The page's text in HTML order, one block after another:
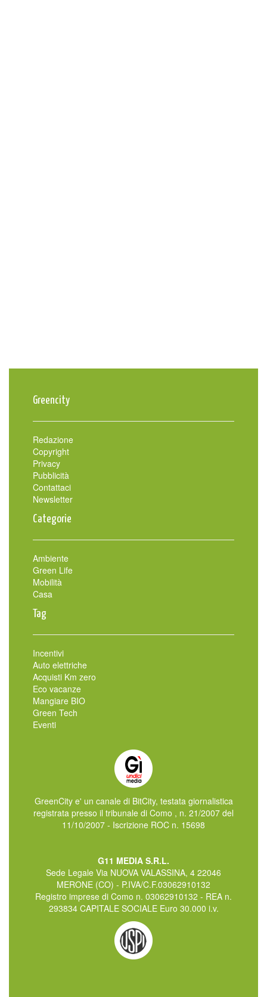
Greencity
Redazione
Copyright
Privacy
Pubblicità
Contattaci
Newsletter
Categorie
Ambiente
Green Life
Mobilità
Casa
Tag
Incentivi
Auto elettriche
Acquisti Km zero
Eco vacanze
Mangiare BIO
Green Tech
Eventi
GreenCity e' un canale di BitCity, testata giornalistica
registrata presso il tribunale di Como , n. 21/2007 del
11/10/2007 - Iscrizione ROC n. 15698
G11 MEDIA S.R.L.
Sede Legale Via NUOVA VALASSINA, 4 22046
MERONE (CO) - P.IVA/C.F.03062910132
Registro imprese di Como n. 03062910132 - REA n.
293834 CAPITALE SOCIALE Euro 30.000 i.v.